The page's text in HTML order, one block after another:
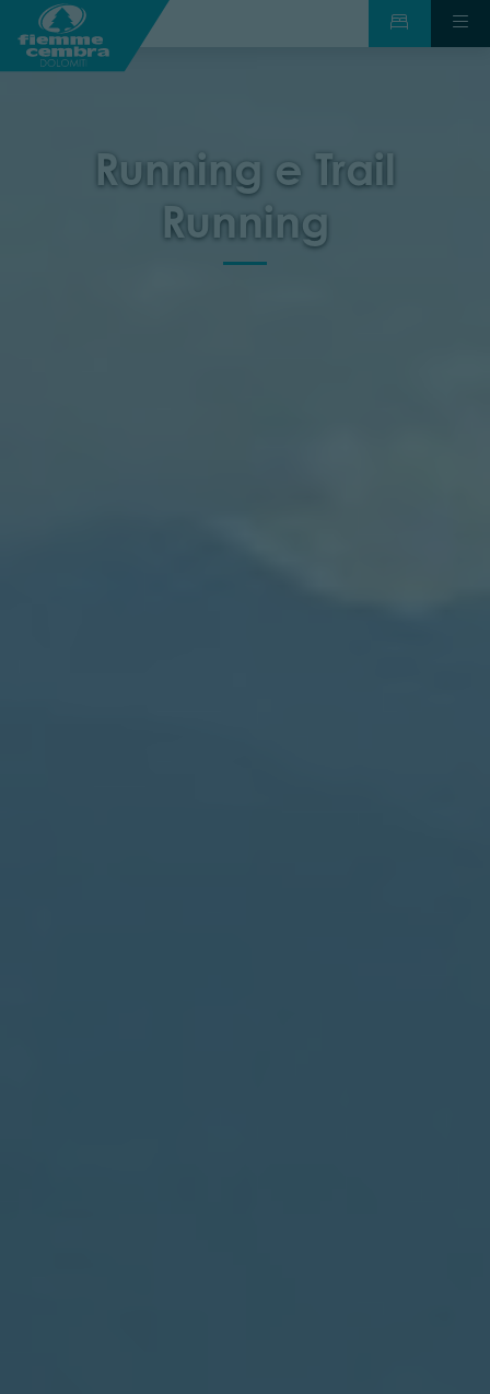
Running e Trail
Running